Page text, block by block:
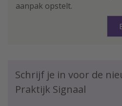
aanpak opstelt.
Schrijf je in voor de
Praktijk Signaal